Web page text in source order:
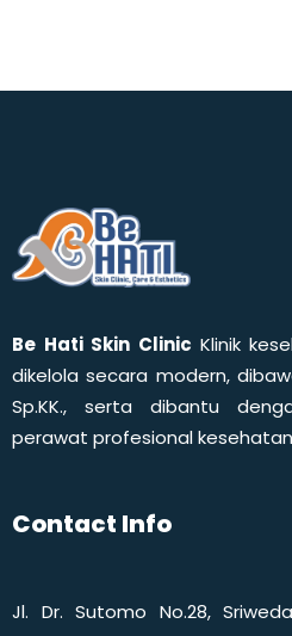
Be Hati Skin Clinic Klinik
dikelola secara modern,
Sp.KK., serta dibantu
perawat profesional
Contact Info
Jl. Dr. Sutomo No.28,